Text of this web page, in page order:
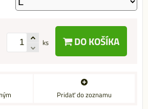
ks DO KOŠÍKA
Pridať do zoznamu